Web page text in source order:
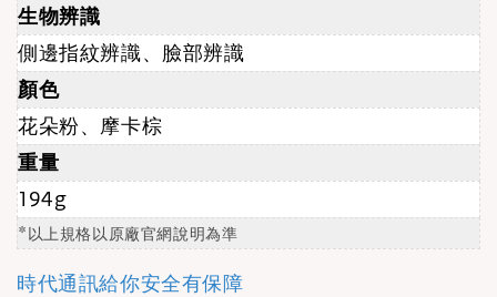
生物辨識
側邊指紋辨識、臉部辨識
顏色
花朵粉、摩卡棕
重量
194g
*以上規格以原廠官網說明為準
時代通訊給你安全有保障